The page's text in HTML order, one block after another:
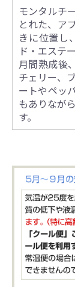
モンタルチ
とれた、ア
きに位置し
ド・エステ
月間熟成後
チェリー、
ートやペッ
もありなが
す。